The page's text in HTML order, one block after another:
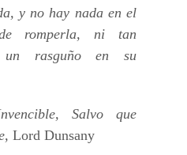
y no hay nada en el
romperla, ni tan
un rasguño en su
Salvo que
Lord Dunsany